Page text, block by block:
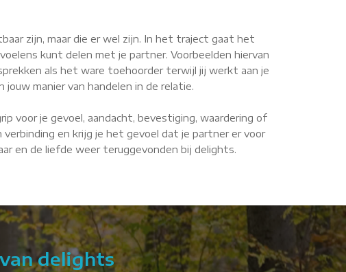
zijn, maar die er wel zijn. In het traject gaat het
kunt delen met je partner. Voorbeelden hiervan
als het ware toehoorder terwijl jij werkt aan je
manier van handelen in de relatie.
voor je gevoel, aandacht, bevestiging, waardering of
en krijg je het gevoel dat je partner er voor
en de liefde weer teruggevonden bij delights.
delights